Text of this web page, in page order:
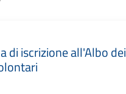
di iscrizione all'Albo dei